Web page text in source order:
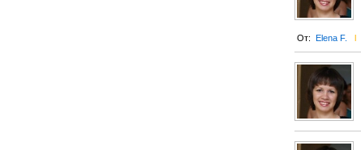
От: Elena F. l